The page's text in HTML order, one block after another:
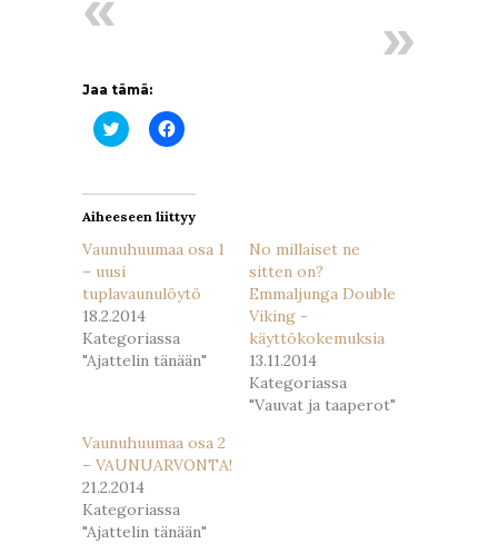
Jaa tämä:
Jaa
Twitterissä(Avautuu
Jaa
Facebookissa(Avautuu
Aiheeseen liittyy
Vaunuhuumaa osa 1
– uusi
tuplavaunulöytö
18.2.2014
Kategoriassa
"Ajattelin tänään"
No millaiset ne
sitten on?
Emmaljunga Double
Viking -
käyttökokemuksia
13.11.2014
Kategoriassa
"Vauvat ja taaperot"
Vaunuhuumaa osa 2
– VAUNUARVONTA!
21.2.2014
Kategoriassa
"Ajattelin tänään"